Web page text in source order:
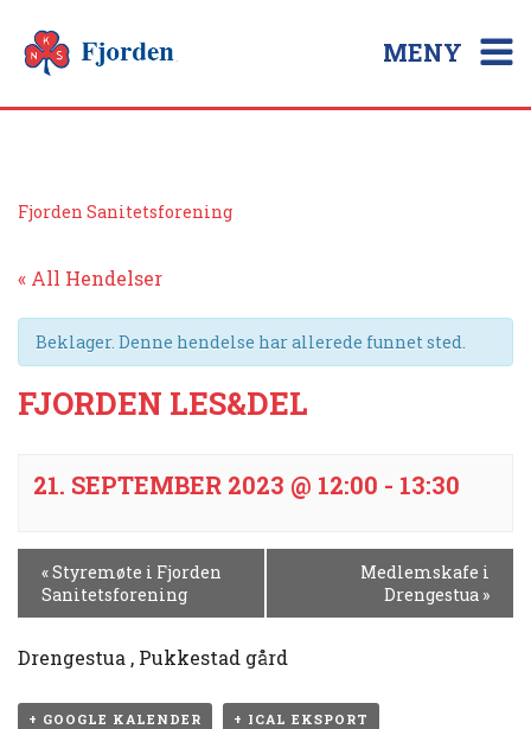
MENY
Fjorden Sanitetsforening
« All Hendelser
Beklager. Denne hendelse har allerede funnet sted.
FJORDEN LES&DEL
21. SEPTEMBER 2023 @ 12:00 - 13:30
N
E
L
«Styremøte i Fjorden
Sanitetsforening
Medlemskafe i
Drengestua »
Drengestua , Pukkestad gård
+ GOOGLE KALENDER + ICAL EKSPORT